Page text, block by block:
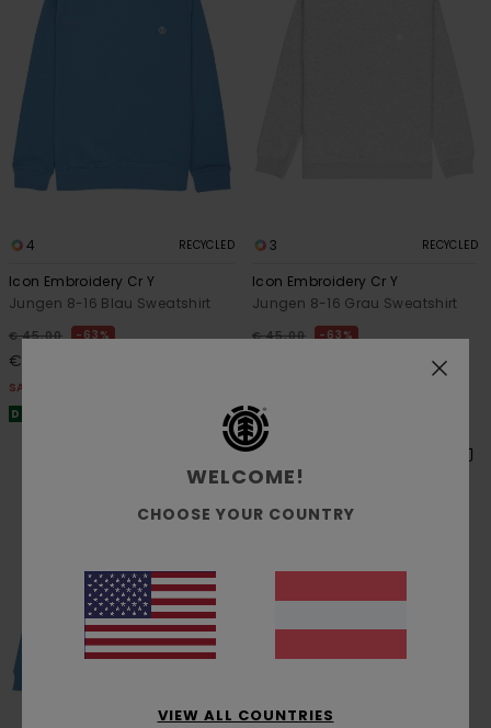
4 RECYCLED
Icon Embroidery Cr Y
Jungen 8-16 Blau Sweatshirt
€ 45,00 63%
€ 16,87
SALE
DOPPELTER RABATT EXTRA 25 %
3 RECYCLED
Icon Embroidery Cr Y
Jungen 8-16 Grau Sweatshirt
€ 45,00 63%
DOPPELTER RABATT EXTRA 25 %
WELCOME!
CHOOSE YOUR COUNTRY
VIEW ALL COUNTRIES